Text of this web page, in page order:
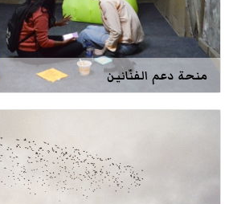
منحة دعم الفنّانين